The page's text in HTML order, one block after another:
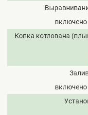
Копка котлована